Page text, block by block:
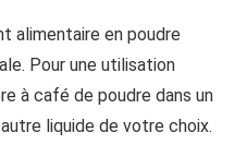
alimentaire en poudre
Pour une utilisation
à café de poudre dans un
liquide de votre choix.